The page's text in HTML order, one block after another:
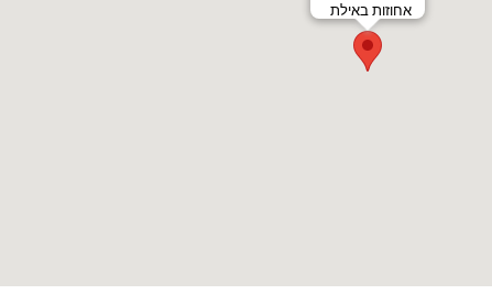
אחוזות באילת